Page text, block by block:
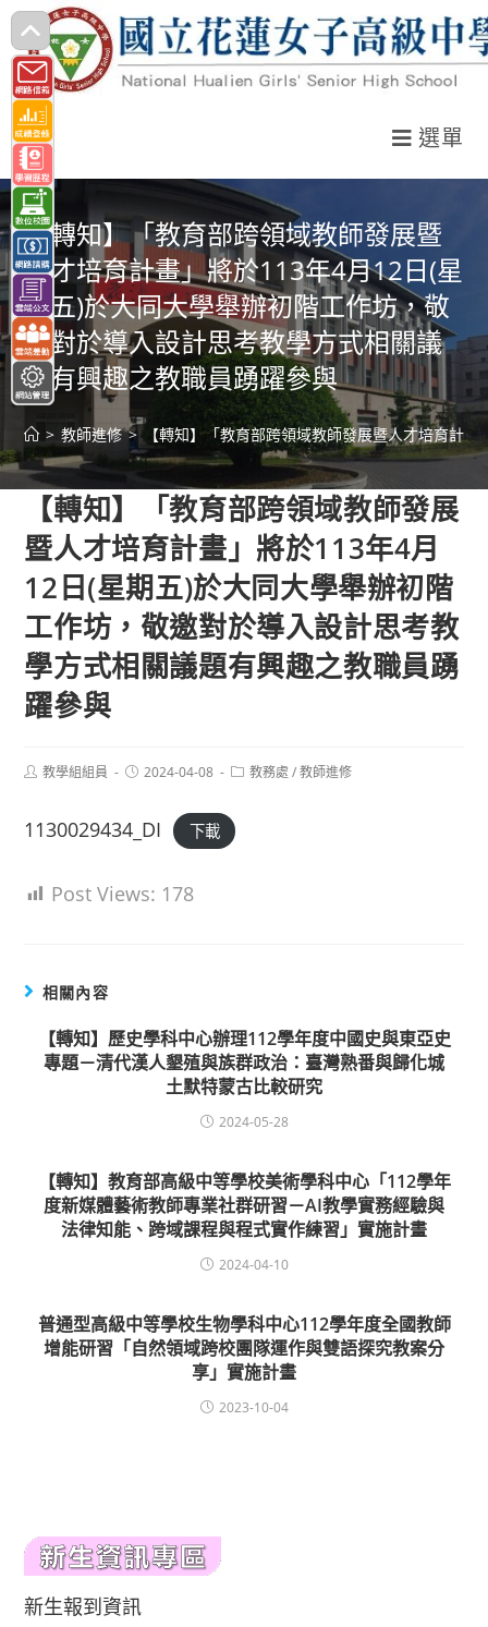
跳
轉
至
主
要
內
容
選單
【轉知】「教育部跨領域教師發展暨
人才培育計畫」將於113年4月12日(星
期五)於大同大學舉辦初階工作坊，敬
邀對於導入設計思考教學方式相關議
題有興趣之教職員踴躍參與
> 教師進修 > 【轉知】「教育部跨領域教師發展暨人才培育計
【轉知】「教育部跨領域教師發展
暨人才培育計畫」將於113年4月
12日(星期五)於大同大學舉辦初階
工作坊，敬邀對於導入設計思考教
學方式相關議題有興趣之教職員踴
躍參與
Post教學組組員
Post2024-04-08
Post教務處 / 教師進修
1130029434_DI 下載
Post Views: 178
相關內容
【轉知】歷史學科中心辦理112學年度中國史與東亞史
專題－清代漢人墾殖與族群政治：臺灣熟番與歸化城
土默特蒙古比較研究
2024-05-28
【轉知】教育部高級中等學校美術學科中心「112學年
度新媒體藝術教師專業社群研習－AI教學實務經驗與
法律知能、跨域課程與程式實作練習」實施計畫
2024-04-10
普通型高級中等學校生物學科中心112學年度全國教師
增能研習「自然領域跨校團隊運作與雙語探究教案分
享」實施計畫
2023-10-04
新生報到資訊